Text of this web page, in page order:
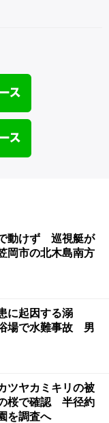
動けず 巡視艇が
市の北木島南方
に起因する溺
場で水難事故 男
ツヤカミキリの被
桜で確認 半径約
を調査へ